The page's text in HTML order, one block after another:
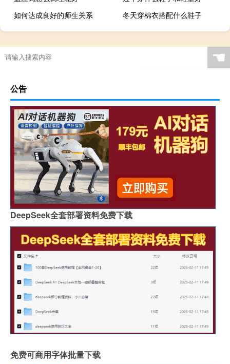
如何达成良好的师生关系
冬天穿棉衣搭配什么鞋子
☚
公告
DeepSeek全套部署资料免费下载
免费可商用字体批量下载